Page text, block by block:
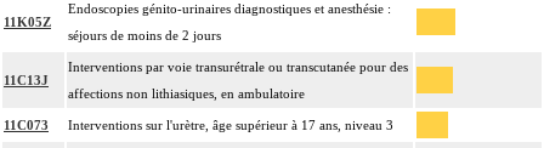
11K05Z
Endoscopies génito-urinaires diagnostiques et anesthésie :
séjours de moins de 2 jours
11C13J
Interventions par voie transurétrale ou transcutanée pour des
affections non lithiasiques, en ambulatoire
11C073 Interventions sur l'urètre, âge supérieur à 17 ans, niveau 3